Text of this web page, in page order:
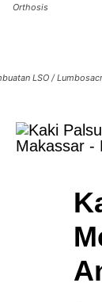
Orthosis
LSO /